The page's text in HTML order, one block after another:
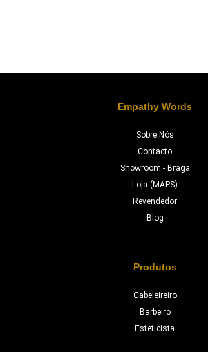
Empathy Words
Sobre Nós
Contacto
Showroom - Braga
Loja (MAPS)
Revendedor
Blog
Produtos
Cabeleireiro
Barbeiro
Esteticista